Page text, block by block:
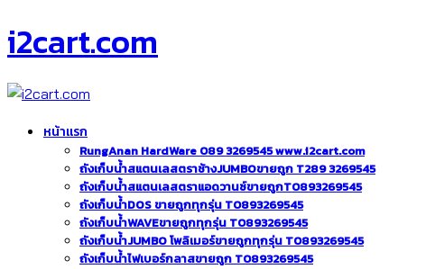
i2cart.com
หน้าแรก
RungAnan HardWare 089 3269545 www.i2cart.com
ถังเก็บน้ำสแตนเลสตราช้างJUMBOขายถูก T289 3269545
ถังเก็บน้ำสแตนเลสตราแอดวานซ์ขายถูกT0893269545
ถังเก็บน้ำDOS ขายถูกทุกรุ่น T0893269545
ถังเก็บน้ำWAVEขายถูกทุกรุ่น T0893269545
ถังเก็บน้ำJUMBO โพลิเมอร์ขายถูกทุกรุ่น T0893269545
ถังเก็บน้ำไฟเบอร์กลาสขายถูก T0893269545